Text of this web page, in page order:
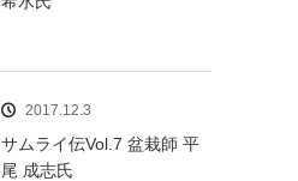
2017.12.3
サムライ伝Vol.7 盆栽師 平
尾 成志氏